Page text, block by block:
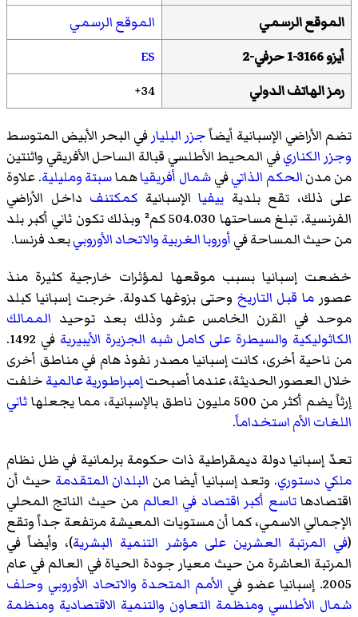
الموقع الرسمي
الموقع الرسمي
أيزو 3166-1 حرفي-2
ES
رمز الهاتف الدولي
34+
تضم الأراضي الإسبانية أيضاًجزر البليار في البحر الأبيض المتوسط
وجزر الكناريفي المحيط الأطلسي قبالة الساحل الأفريقي واثنتين
من مدنالحكم الذاتيفيشمال أفريقياهماسبتةومليلية. علاوة
على ذلك، تقع بلدية ييفيا الإسبانية كمكتنف داخل الأراضي
الفرنسية. تبلغ مساحتها 504.030 كم² وبذلك تكون ثاني أكبر بلد
من حيث المساحة فيأوروبا الغربيةوالاتحاد الأوروبيبعد فرنسا.
خضعت إسبانيا بسبب موقعها لمؤثرات خارجية كثيرة منذ
عصور ما قبل التاريخ وحتى بزوغها كدولة. خرجت إسبانيا كبلد
موحد في القرن الخامس عشر وذلك بعد توحيد الممالك
الكاثوليكية والسيطرة على كامل شبه الجزيرة الأيبيرية
في 1492.
من ناحية أخرى، كانت إسبانيا مصدر نفوذ هام في مناطق أخرى
خلال العصور الحديثة، عندما أصبحتإمبراطورية عالميةخلفت
إرثاً يضم أكثر من 500 مليون ناطق بالإسبانية، مما يجعلها
ثاني
اللغات الأم استخداماً.
تعدّ إسبانيا دولة ديمقراطية ذات حكومة برلمانية في ظل نظام
ملكي دستوري. وتعد إسبانيا أيضا من البلدان المتقدمة حيث أن
اقتصادهاتاسع أكبر اقتصاد في العالم من حيث الناتج المحلي
الإجمالي الاسمي، كما أن مستويات المعيشة مرتفعة جداً وتقع
(في المرتبة العشرين على مؤشر التنمية البشرية)، وأيضاً في
المرتبة العاشرة من حيث معيار جودة الحياةفي العالم في عام
2005. إسبانيا عضو في
الأمم المتحدة والاتحاد الأوروبي وحلف
شمال الأطلسي ومنظمة التعاون والتنمية الاقتصادية ومنظمة